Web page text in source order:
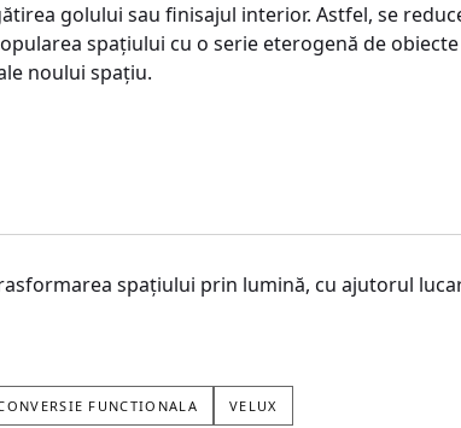
golului sau finisajul interior. Astfel, se
spațiului cu o serie eterogenă de
noului spațiu.
spațiului prin lumină, cu ajutorul
FUNCTIONALA VELUX